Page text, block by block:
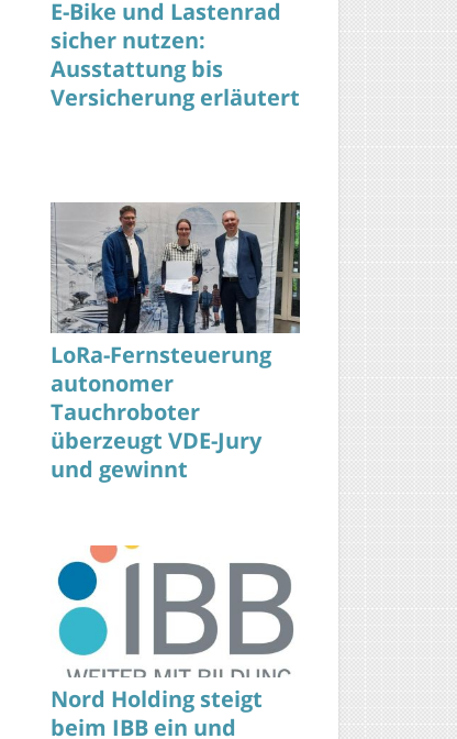
E-Bike und Lastenrad
sicher nutzen:
Ausstattung bis
Versicherung erläutert
LoRa-Fernsteuerung
autonomer
Tauchroboter
überzeugt VDE-Jury
und gewinnt
Nord Holding steigt
beim IBB ein und